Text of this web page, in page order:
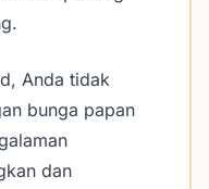
Anda tidak
bunga papan
dan